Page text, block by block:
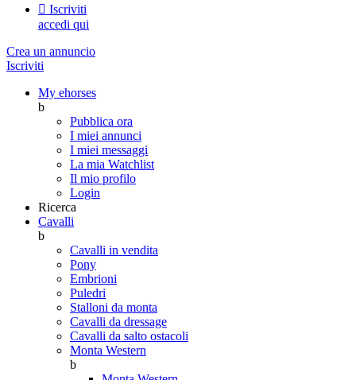
 Iscriviti
accedi qui
Crea un annuncio
Iscriviti
My ehorses
b
Pubblica ora
I miei annunci
I miei messaggi
La mia Watchlist
Il mio profilo
Login
Ricerca
Cavalli
b
Cavalli in vendita
Pony
Embrioni
Puledri
Stalloni da monta
Cavalli da dressage
Cavalli da salto ostacoli
Monta Western
b